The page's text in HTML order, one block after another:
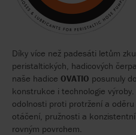
Díky více než padesáti letům
peristaltických, hadicových
naše hadice OVATIO posunuly
konstrukce i technologie
odolnosti proti protržení a
otáčení, pružnosti a
rovným povrchem.